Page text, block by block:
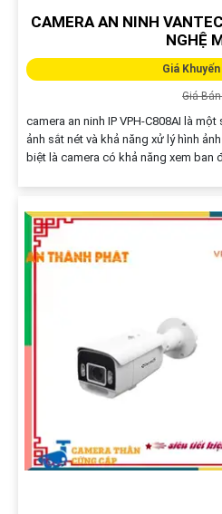
CAMERA AN NINH
NGHỆ
Giá
Giá
camera an ninh IP VPH-C808AI là
ảnh sắt nét và khả năng xử lý hình
biệt là camera có khả năng xem ban